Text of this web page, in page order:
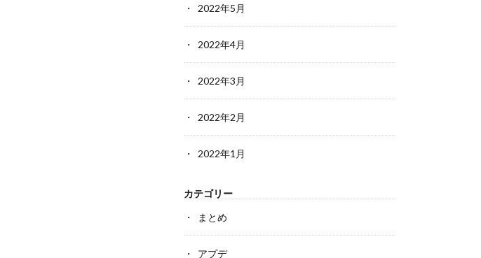
2022年5月
2022年4月
2022年3月
2022年2月
2022年1月
カテゴリー
まとめ
アプデ